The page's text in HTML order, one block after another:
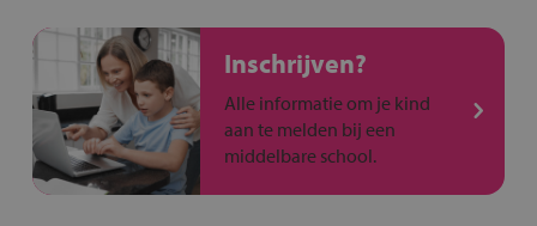
Inschrijven?
Alle informatie om je kind
aan te melden bij een
middelbare school.